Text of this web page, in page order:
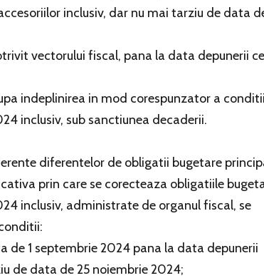
inclusiv, dar nu mai tarziu de data
vectorului fiscal, pana la data depunerii
indeplinirea in mod corespunzator a
inclusiv, sub sanctiunea decaderii.
diferentelor de obligatii bugetare
prin care se corecteaza obligatiile
inclusiv, administrate de organul fiscal, se
1 septembrie 2024 pana la data depunerii
de data de 25 noiembrie 2024;